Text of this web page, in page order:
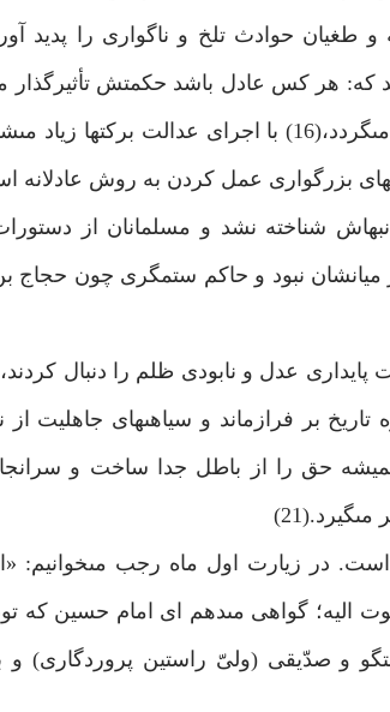
و طغيان حوادث تلخ و ناگوارى را پديد
شناخته نشد و مسلمانان از
نبود و حاكم ستمگرى چون
عدل و نابودى ظلم را دنبال
بر فرازماند و سياهى‏هاى جاهليت
حق را از باطل جدا ساخت و
در زيارت اول ماه رجب مى‏خوانيم:
اليه؛ گواهى مى‏دهم اى امام حسين كه
و صدّيقى (ولىّ راستين پروردگارى) و